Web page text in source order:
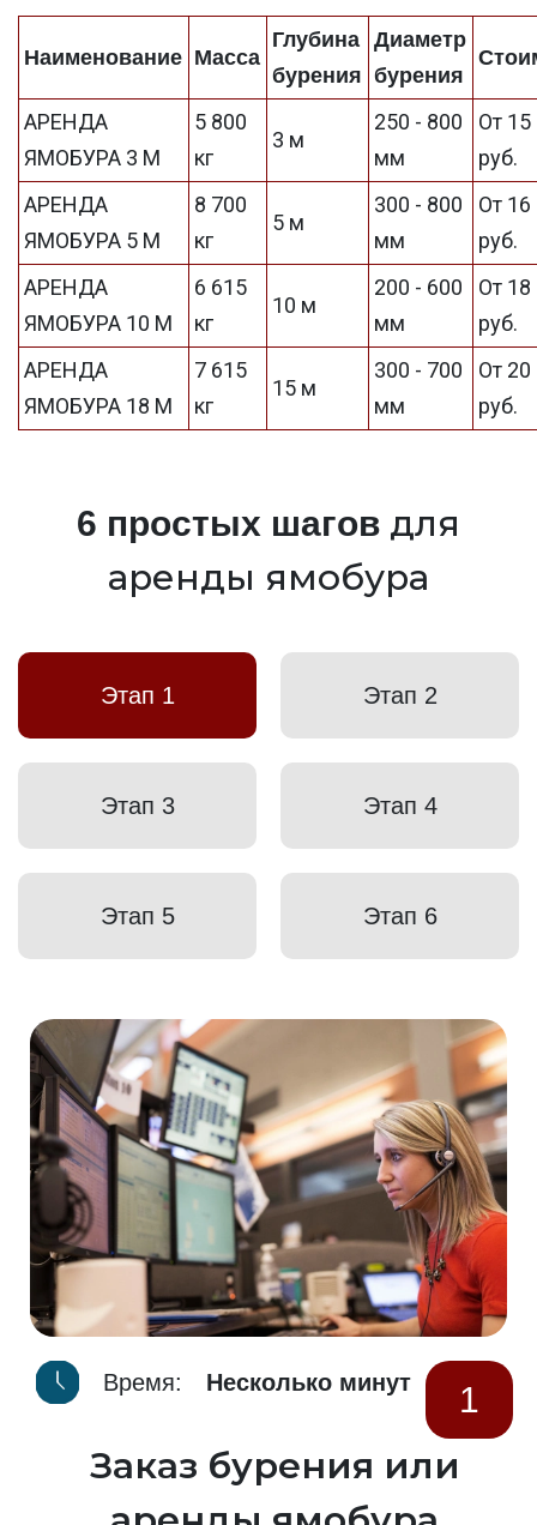
Наименование Масса
Глубина
бурения
Диаметр
бурения
АРЕНДА
ЯМОБУРА 3 М
5 800
кг
3 м
250 - 800
мм
От 15
руб.
АРЕНДА
ЯМОБУРА 5 М
8 700
кг
5 м
300 - 800
мм
От 16
руб.
АРЕНДА
ЯМОБУРА 10 М
6 615
кг
10 м
200 - 600
мм
От 18
руб.
АРЕНДА
ЯМОБУРА 18 М
7 615
кг
15 м
300 - 700
мм
От 20
руб.
6 простых шагов для
аренды ямобура
Этап 1 Этап 2
Этап 3 Этап 4
Этап 5 Этап 6
Время: Несколько минут 1
Заказ бурения или